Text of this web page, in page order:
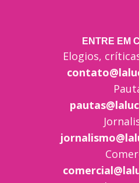
ENTRE EM
Elogios,